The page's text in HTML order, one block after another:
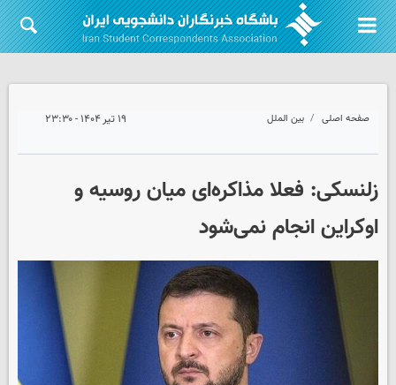
صفحه اصلی بین الملل ۱۹ تیر ۱۴۰۴ - ۲۳:۳۰
زلنسکی: فعلا مذاکره‌ای میان روسیه و
اوکراین انجام نمی‌شود